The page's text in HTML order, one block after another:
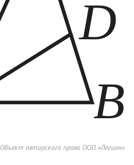
Объект авторского права ООО «Легион»